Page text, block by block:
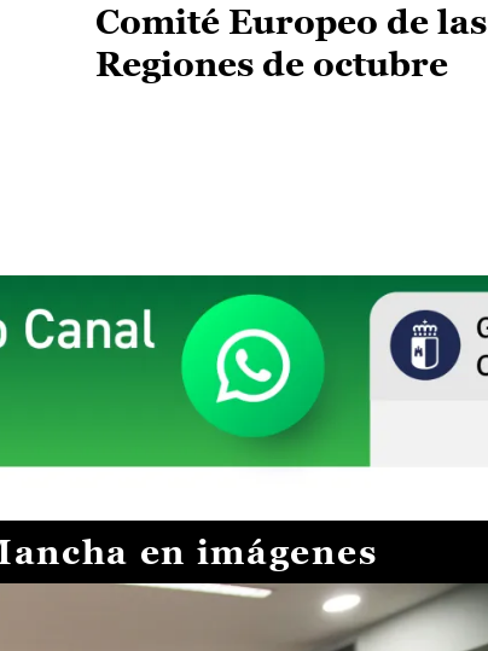
Comité Europeo de las
Regiones de octubre
en imágenes